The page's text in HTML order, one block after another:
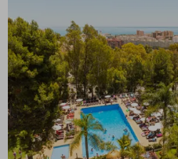
Volpension
of All
Inclusive
mogelijk